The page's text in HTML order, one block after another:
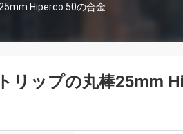
Hiperco 50の合金
リップの丸棒25mm